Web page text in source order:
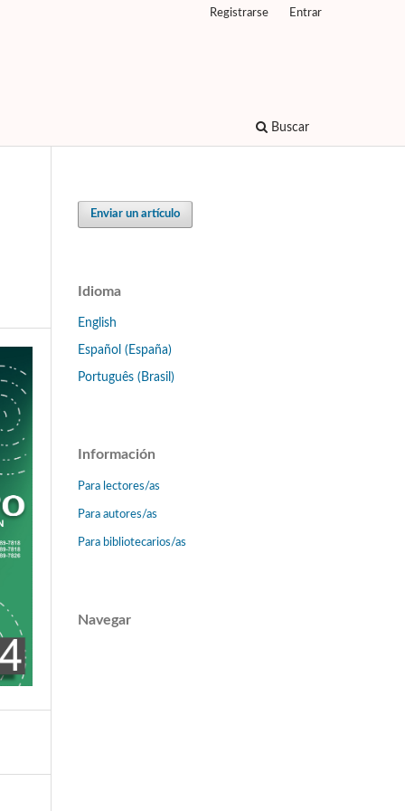
Buscar
Registrarse Entrar
Enviar un artículo
Idioma
English
Español (España)
Português (Brasil)
Información
Para lectores/as
Para autores/as
Para bibliotecarios/as
Navegar